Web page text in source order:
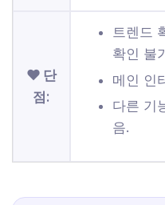
❤ 단
점:
트렌드
확인 불
메인 인
다른 기
음.